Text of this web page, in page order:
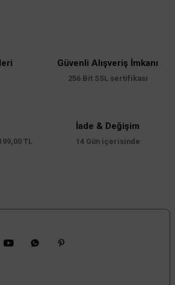
veya görüntülenemiyor.
daha pahalı.
olmalı.
Güvenli Alışveriş İmkanı
256 Bit SSL sertifikası
TL
İade & Değişim
14 Gün içerisinde